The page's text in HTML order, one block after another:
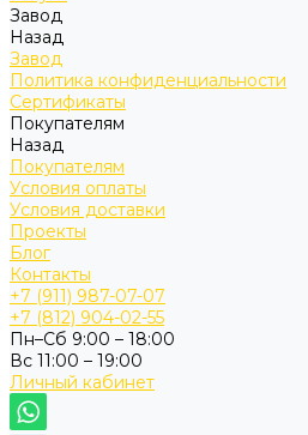
Завод
Назад
Завод
Политика конфиденциальности
Сертификаты
Покупателям
Назад
Покупателям
Условия оплаты
Условия доставки
Проекты
Блог
Контакты
+7 (911) 987-07-07
+7 (812) 904-02-55
Пн–Сб 9:00 – 18:00
Вс 11:00 – 19:00
Личный кабинет